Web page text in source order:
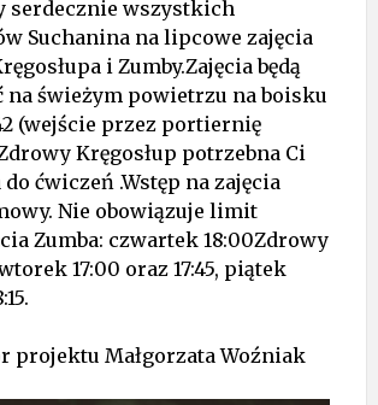
serdecznie wszystkich
Suchanina na lipcowe zajęcia
i Zumby.Zajęcia będą
na świeżym powietrzu na boisku
(wejście przez portiernię
Kręgosłup potrzebna Ci
ćwiczeń .Wstęp na zajęcia
Nie obowiązuje limit
Zumba: czwartek 18:00Zdrowy
17:00 oraz 17:45, piątek
projektu Małgorzata Woźniak